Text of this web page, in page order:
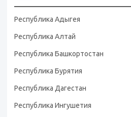
Республика Адыгея
Республика Алтай
Республика Башкортостан
Республика Бурятия
Республика Дагестан
Республика Ингушетия